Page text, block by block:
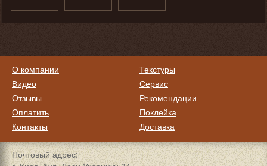
О компании
Видео
Отзывы
Оплатить
Контакты
Текстуры
Сервис
Рекомендации
Поклейка
Доставка
Почтовый адрес: